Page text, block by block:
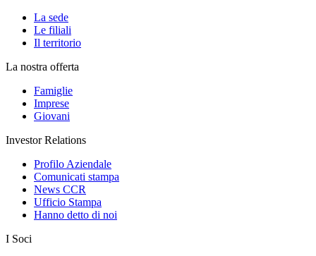
La sede
Le filiali
Il territorio
La nostra offerta
Famiglie
Imprese
Giovani
Investor Relations
Profilo Aziendale
Comunicati stampa
News CCR
Ufficio Stampa
Hanno detto di noi
I Soci